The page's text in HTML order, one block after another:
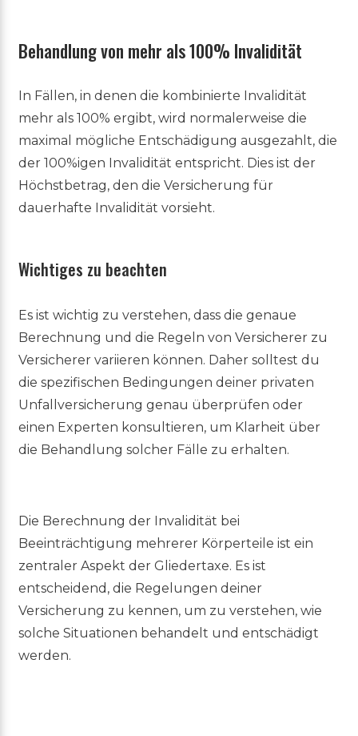
Behandlung von mehr als 100% Invalidität
In Fällen, in denen die kombinierte Invalidität
mehr als 100% ergibt, wird normalerweise die
maximal mögliche Entschädigung ausgezahlt, die
der 100%igen Invalidität entspricht. Dies ist der
Höchstbetrag, den die Versicherung für
dauerhafte Invalidität vorsieht.
Wichtiges zu beachten
Es ist wichtig zu verstehen, dass die genaue
Berechnung und die Regeln von Versicherer zu
Versicherer variieren können. Daher solltest du
die spezifischen Bedingungen deiner privaten
Unfallversicherung genau überprüfen oder
einen Experten konsultieren, um Klarheit über
die Behandlung solcher Fälle zu erhalten.
Die Berechnung der Invalidität bei
Beeinträchtigung mehrerer Körperteile ist ein
zentraler Aspekt der Gliedertaxe. Es ist
entscheidend, die Regelungen deiner
Versicherung zu kennen, um zu verstehen, wie
solche Situationen behandelt und entschädigt
werden.